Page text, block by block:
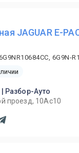
JAGUAR E-
6G9N-
Разбор-Ауто
проезд, 10Ас10